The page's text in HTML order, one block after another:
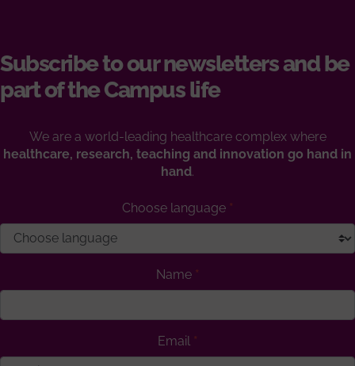
Subscribe to our newsletters and be
part of the Campus life
We are a world-leading healthcare complex where
healthcare, research, teaching and innovation go hand in
hand.
Choose language
Name
Email